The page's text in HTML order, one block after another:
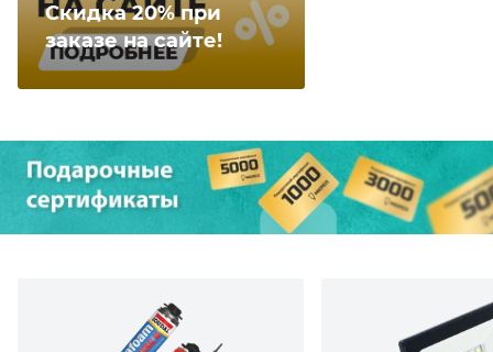
Скидка 20% при
заказе на сайте!